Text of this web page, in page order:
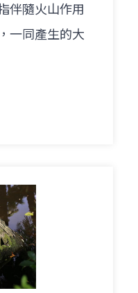
伴隨火山作用
一同產生的大